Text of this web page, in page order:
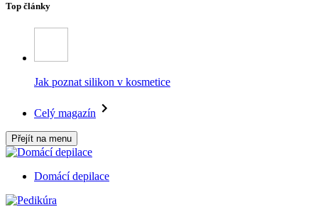
Top články
Jak poznat silikon v kosmetice
Celý magazín
Přejít na menu
Domácí depilace